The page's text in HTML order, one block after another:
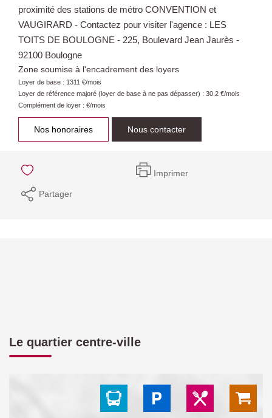
proximité des stations de métro CONVENTION et
VAUGIRARD - Contactez pour visiter l'agence : LES
TOITS DE BOULOGNE - 225, Boulevard Jean Jaurès -
92100 Boulogne
Zone soumise à l'encadrement des loyers
Loyer de base : 1311 €/mois
Loyer de référence majoré (loyer de base à ne pas dépasser) : 30.2 €/mois
Complément de loyer : €/mois
Nos honoraires Nous contacter
Imprimer
Partager
Le quartier centre-ville